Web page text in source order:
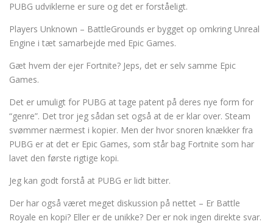
PUBG udviklerne er sure og det er forståeligt.
Players Unknown – BattleGrounds er bygget op omkring Unreal
Engine i tæt samarbejde med Epic Games.
Gæt hvem der ejer Fortnite? Jeps, det er selv samme Epic
Games.
Det er umuligt for PUBG at tage patent på deres nye form for
“genre”. Det tror jeg sådan set også at de er klar over. Steam
svømmer nærmest i kopier. Men der hvor snoren knækker fra
PUBG er at det er Epic Games, som står bag Fortnite som har
lavet den første rigtige kopi.
Jeg kan godt forstå at PUBG er lidt bitter.
Der har også været meget diskussion på nettet – Er Battle
Royale en kopi? Eller er de unikke? Der er nok ingen direkte svar.